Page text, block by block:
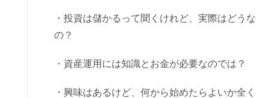
・投資は儲かるって聞くけれど、実際はどうな
の？
・資産運用には知識とお金が必要なのでは？
・興味はあるけど、何から始めたらよいか全く